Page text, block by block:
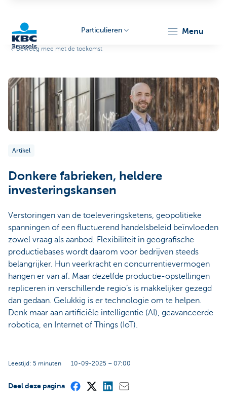
Brussels
Particulieren menu
Beweeg mee met de toekomst
Artikel
Donkere fabrieken, heldere
investeringskansen
Verstoringen van de toeleveringsketens, geopolitieke
spanningen of een fluctuerend handelsbeleid beïnvloeden
zowel vraag als aanbod. Flexibiliteit in geografische
productiebases wordt daarom voor bedrijven steeds
belangrijker. Hun veerkracht en concurrentievermogen
hangen er van af. Maar dezelfde productie-opstellingen
repliceren in verschillende regio’s is makkelijker gezegd
dan gedaan. Gelukkig is er technologie om te helpen.
Denk maar aan artificiële intelligentie (AI), geavanceerde
robotica, en Internet of Things (IoT).
Leestijd: 5 minuten 10-09-2025 – 07:00
Deel deze pagina